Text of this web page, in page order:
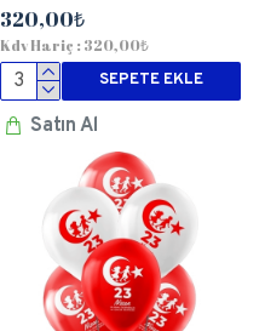
320,00₺
Kdv Hariç : 320,00₺
SEPETE EKLE
Satın Al